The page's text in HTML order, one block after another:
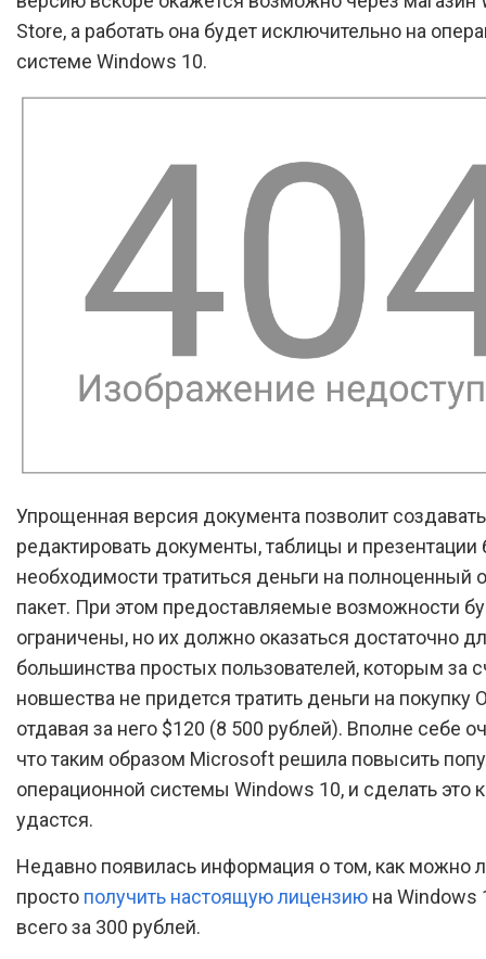
Store, а работать она будет исключительно на
системе Windows 10.
Упрощенная версия документа позволит
редактировать документы, таблицы и презентации
необходимости тратиться деньги на полноценный
пакет. При этом предоставляемые возможности
ограничены, но их должно оказаться достаточно
большинства простых пользователей, которым за
новшества не придется тратить деньги на покупку
отдавая за него $120 (8 500 рублей). Вполне себе
что таким образом Microsoft решила повысить
операционной системы Windows 10, и сделать это
удастся.
Недавно появилась информация о том, как можно
просто получить настоящую лицензию на Windows
всего за 300 рублей.